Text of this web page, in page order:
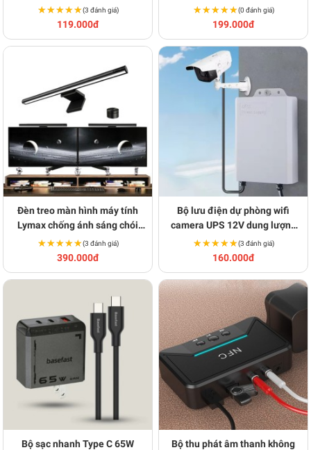
thoát nhiệt tốt BA1857
★★★★★
★★★★★(3 đánh giá)
119.000đ
★★★★★
★★★★★(0 đánh giá)
199.000đ
Đèn treo màn hình máy tính
Lymax chống ánh sáng chói
bảo vệ mắt L1 BA1724
★★★★★
★★★★★(3 đánh giá)
390.000đ
Bộ lưu điện dự phòng wifi
camera UPS 12V dung lượng
cao kèm nguồn BA1705
★★★★★
★★★★★(3 đánh giá)
160.000đ
Bộ sạc nhanh Type C 65W
Bộ thu phát âm thanh không